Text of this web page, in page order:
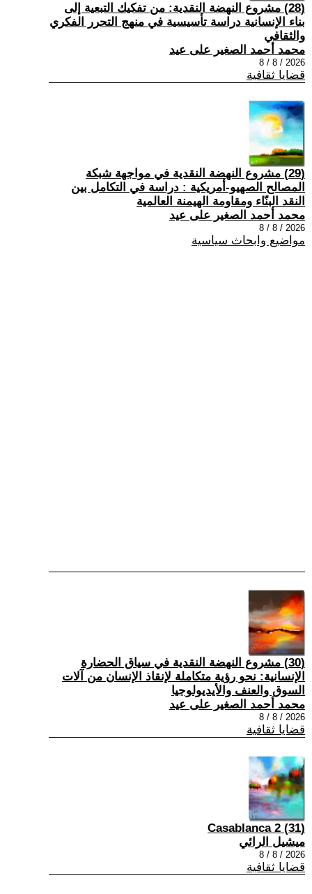
(28) مشروع النهضة النقدية: من تفكيك التبعية إلى
بناء الإنسانية دراسة تأسيسية في منهج التحرر الفكري
والثقافي
محمد أحمد الصغير على عيد
2026 / 8 / 8
قضايا ثقافية
(29) مشروع النهضة النقدية في مواجهة شبكة
المصالح الصهيو-أمريكية : دراسة في التكامل بين
النقد البنّاء ومقاومة الهيمنة العالمية
محمد أحمد الصغير على عيد
2026 / 8 / 8
مواضيع وابحاث سياسية
(30) مشروع النهضة النقدية في سياق الحضارة
الإنسانية: نحو رؤية متكاملة لإنقاذ الإنسان من آلات
السوق والعنف والأيديولوجيا
محمد أحمد الصغير على عيد
2026 / 8 / 8
قضايا ثقافية
(31) Casablanca 2
ميشيل الرائي
2026 / 8 / 8
قضايا ثقافية